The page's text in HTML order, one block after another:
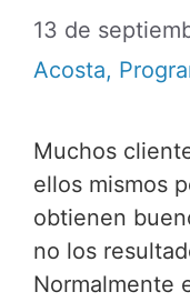
13 de
Acosta,
Muchos
ellos mismos
obtienen
no los
Normalmente